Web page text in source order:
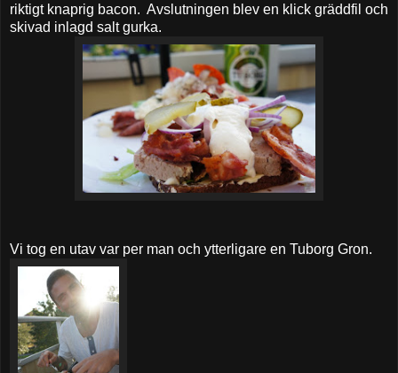
riktigt knaprig bacon. Avslutningen blev en klick gräddfil och
skivad inlagd salt gurka.
Vi tog en utav var per man och ytterligare en Tuborg Gron.